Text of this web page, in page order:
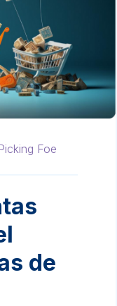
Picking Foe
de